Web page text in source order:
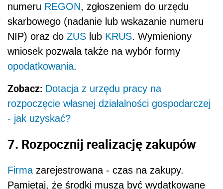
numeru REGON, zgłoszeniem do urzędu
skarbowego (nadanie lub wskazanie numeru
NIP) oraz do ZUS lub KRUS. Wymieniony
wniosek pozwala także na wybór formy
opodatkowania.
Zobacz: Dotacja z urzędu pracy na
rozpoczęcie własnej działalności gospodarczej
- jak uzyskać?
7. Rozpocznij realizację zakupów
Firma zarejestrowana - czas na zakupy.
Pamiętaj, że środki muszą być wydatkowane